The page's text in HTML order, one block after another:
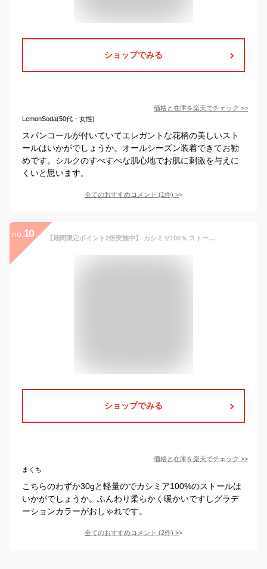
ショップでみる
価格と在庫を楽天でチェック >>
LemonSoda(50代・女性)
スパンコールが付いていてエレガントな花柄の美しいスト
ールはいかがでしょうか。オールシーズン装着できてお勧
めです。シルクのすべすべな肌心地でお肌に刺激を与えに
くいと思います。
全てのおすすめコメント (1件) >
no. 10 【期間限定ポイント2倍実施中】 カシミヤ100％ ストール マフラー シフォン グラデーション I.P.P アイピーピー エアふわ 154cmx70cm レディース メンズ 天然素材 薄手 軽量 温活 旅行 誕生日 クリスマス 秋 冬 ギフト プレゼント 冷え対策
ショップでみる
価格と在庫を楽天でチェック >>
まくち
こちらのわずか30gと軽量のでカシミア100%のストールは
いかがでしょうか。ふんわり柔らかく暖かいですしグラデ
ーションカラーがおしゃれです。
全てのおすすめコメント (2件) >